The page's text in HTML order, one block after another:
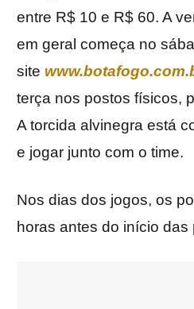
entre R$ 10 e R$ 60. A
em geral começa no
site
terça nos postos físicos,
A torcida alvinegra está
e jogar junto com o time.
Nos dias dos jogos, os
horas antes do início das